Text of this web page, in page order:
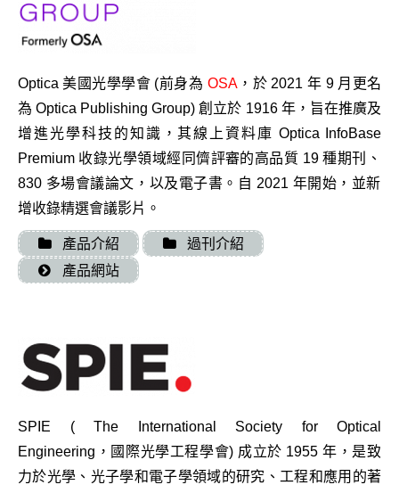
Optica 美國光學學會 (前身為 OSA，於 2021 年 9 月更名
為 Optica Publishing Group) 創立於 1916 年，旨在推廣及
增進光學科技的知識，其線上資料庫 Optica InfoBase
Premium 收錄光學領域經同儕評審的高品質 19 種期刊、
830 多場會議論文，以及電子書。自 2021 年開始， 並新
增收錄精選會議影片。
產品介紹
過刊介紹
產品網站
SPIE ( The International Society for Optical
Engineering，國際光學工程學會) 成立於 1955 年，是致
力於光學、光子學和電子學領域的研究、工程和應用的著